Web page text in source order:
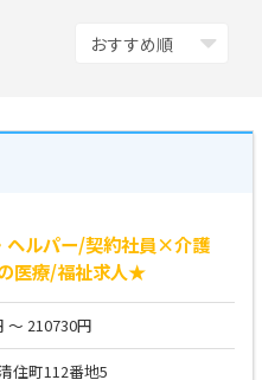
ヘルパー/契約社員×介護
医療/福祉求人★
～ 210730円
住町112番地5